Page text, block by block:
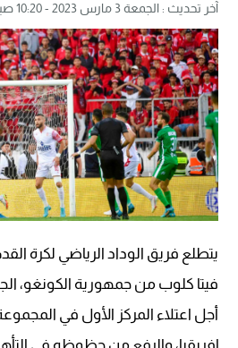
آخر تحديث : الجمعة 3 مارس 2023 - 10:20 صباحًا
يتطلع فريق الوداد الرياضي لكرة
أجل اعتلاء المركز الأول في